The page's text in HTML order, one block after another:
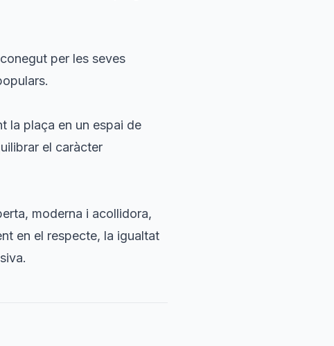
per les seves
la plaça en un espai de
el caràcter
moderna i acollidora,
en el respecte, la igualtat